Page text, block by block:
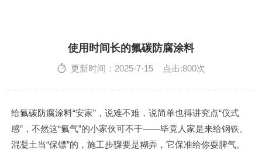
使用时间长的氟碳防腐涂料
更新时间：2025-7-15 点击:800次
给氟碳防腐涂料“安家”，说难不难，说简单也得讲究点“仪式
感”，不然这“氟气”的小家伙可不干——毕竟人家是来给钢铁、
混凝土当“保镖”的，施工步骤要是糊弄，它保准给你耍脾气。